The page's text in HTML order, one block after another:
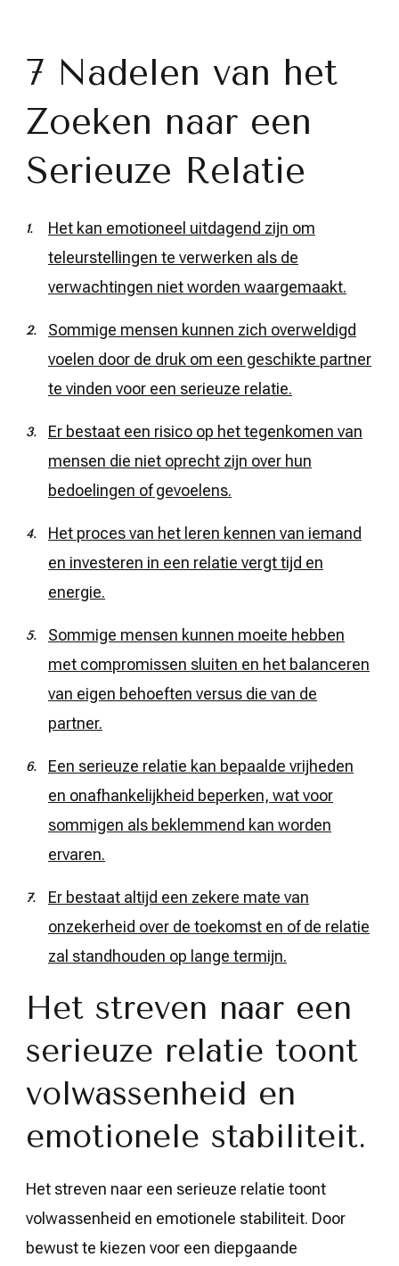
7 Nadelen van het
Zoeken naar een
Serieuze Relatie
Het kan emotioneel uitdagend zijn om
teleurstellingen te verwerken als de
verwachtingen niet worden waargemaakt.
Sommige mensen kunnen zich overweldigd
voelen door de druk om een geschikte partner
te vinden voor een serieuze relatie.
Er bestaat een risico op het tegenkomen van
mensen die niet oprecht zijn over hun
bedoelingen of gevoelens.
Het proces van het leren kennen van iemand
en investeren in een relatie vergt tijd en
energie.
Sommige mensen kunnen moeite hebben
met compromissen sluiten en het balanceren
van eigen behoeften versus die van de
partner.
Een serieuze relatie kan bepaalde vrijheden
en onafhankelijkheid beperken, wat voor
sommigen als beklemmend kan worden
ervaren.
Er bestaat altijd een zekere mate van
onzekerheid over de toekomst en of de relatie
zal standhouden op lange termijn.
Het streven naar een
serieuze relatie toont
volwassenheid en
emotionele stabiliteit.
Het streven naar een serieuze relatie toont
volwassenheid en emotionele stabiliteit. Door
bewust te kiezen voor een diepgaande